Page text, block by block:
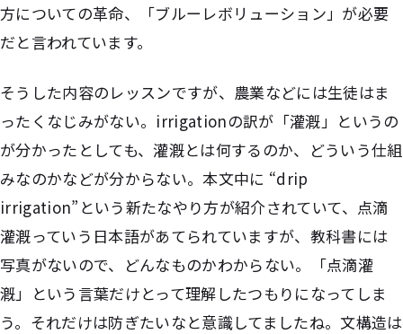
方についての革命、「ブルーレボリューション」が必要
だと言われています。
そうした内容のレッスンですが、農業などには生徒はま
ったくなじみがない。irrigationの訳が「灌漑」というの
が分かったとしても、灌漑とは何するのか、どういう仕組
みなのかなどが分からない。本文中に “drip
irrigation”という新たなやり方が紹介されていて、点滴
灌漑っていう日本語があてられていますが、教科書には
写真がないので、どんなものかわからない。「点滴灌
漑」という言葉だけとって理解したつもりになってしま
う。それだけは防ぎたいなと意識してましたね。文構造は